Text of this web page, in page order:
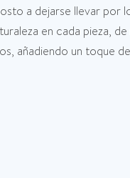
a dejarse llevar por
en cada pieza,
añadiendo un toque